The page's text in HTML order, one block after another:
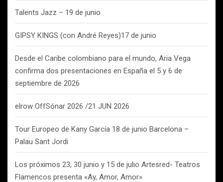
Talents Jazz – 19 de junio
GIPSY KINGS (con André Reyes)17 de junio
Desde el Caribe colombiano para el mundo, Aria Vega
confirma dos presentaciones en España el 5 y 6 de
septiembre de 2026
elrow OffSónar 2026 /21 JUN 2026
Tour Europeo de Kany García 18 de junio Barcelona –
Palau Sant Jordi
Los próximos 23, 30 junio y 15 de julio Artesred- Teatros
Flamencos presenta «Ay, Amor, Amor»